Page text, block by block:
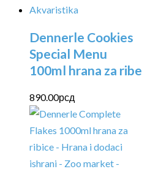
Dennerle Cookies
Special Menu
100ml hrana za ribe
890.00рсд